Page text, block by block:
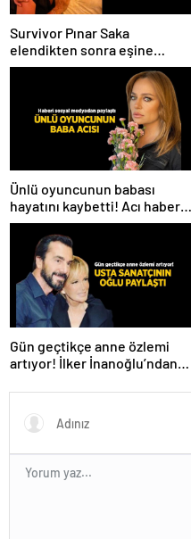
Survivor Pınar Saka
elendikten sonra eşine
kavuştu! Aşk dolu fotoğrafını
Instagram’dan paylaştı
Ünlü oyuncunun babası
hayatını kaybetti! Acı haberi
sosyal medyadan duyurdu
Gün geçtikçe anne özlemi
artıyor! İlker İnanoğlu’ndan